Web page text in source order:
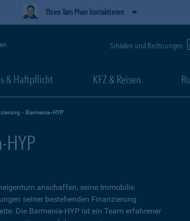
Thien Tam Phan kontaktieren
Schäden und Rechnungen
& Haftpflicht KFZ & Reisen
- Barmenia-HYP
anschaffen, seine Immobilie
seiner bestehenden Finanzierung
Die Barmenia-HYP ist ein Team erfahrener